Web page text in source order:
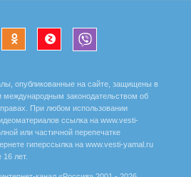
опубликованные на сайте, защищены в
международным законодательством об
При любом использовании
ссылка на www.vesti-
или частичной перепечатке
гиперссылка на www.vesti-yamal.ru
лет.